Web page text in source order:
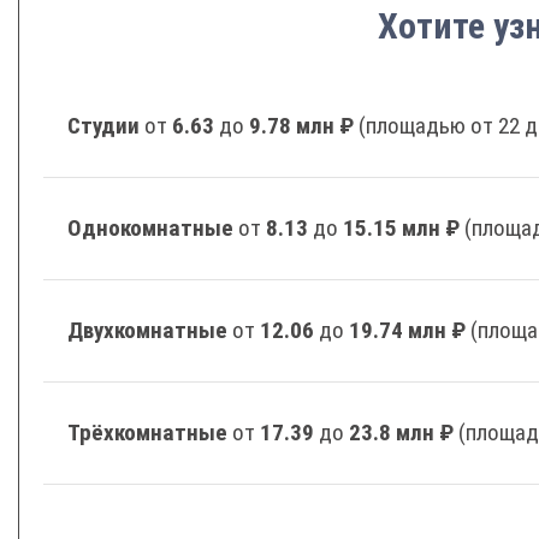
Хотите
Студии от 6.63 до 9.78 млн ₽ (площадью от 22
Однокомнатные от 8.13 до 15.15 млн ₽
Двухкомнатные от 12.06 до 19.74 млн ₽
Трёхкомнатные от 17.39 до 23.8 млн ₽